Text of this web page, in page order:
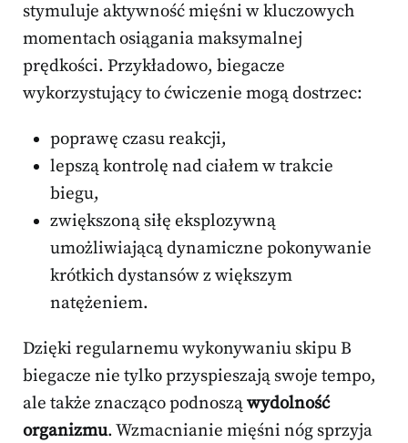
stymuluje aktywność mięśni w kluczowych
momentach osiągania maksymalnej
prędkości. Przykładowo, biegacze
wykorzystujący to ćwiczenie mogą dostrzec:
poprawę czasu reakcji,
lepszą kontrolę nad ciałem w trakcie
biegu,
zwiększoną siłę eksplozywną
umożliwiającą dynamiczne pokonywanie
krótkich dystansów z większym
natężeniem.
Dzięki regularnemu wykonywaniu skipu B
biegacze nie tylko przyspieszają swoje tempo,
ale także znacząco podnosząwydolność
organizmu. Wzmacnianie mięśni nóg sprzyja